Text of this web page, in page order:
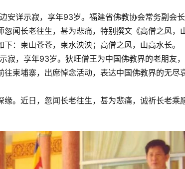
安详示寂，享年93岁。福建省佛教协会常务副会
闻长老往生，甚为悲痛，特别撰文《高僧之风，
：柬山苍苍，柬水泱泱；高僧之风，山高水长。
寂，享年93岁。狄旺僧王为中国佛教界的老朋友
柬埔寨，出席悼念活动，表达中国佛教界的无尽
。近日，忽闻长老往生，甚为悲痛，诚祈长老乘